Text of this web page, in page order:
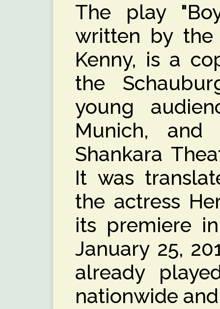
The play
written by the
Kenny, is a
the
young
Munich, and
Shankara
It was
the actress
its premiere
January 25,
already
nationwide